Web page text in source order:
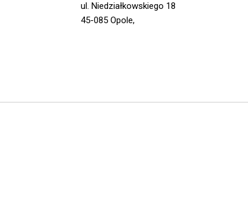
ul. Niedziałkowskiego 18
45-085 Opole,